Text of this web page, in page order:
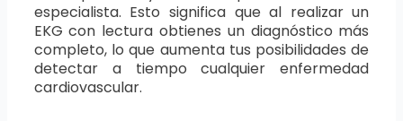
especialista. Esto significa que al realizar un
EKG con lectura obtienes un diagnóstico más
completo, lo que aumenta tus posibilidades de
detectar a tiempo cualquier enfermedad
cardiovascular.